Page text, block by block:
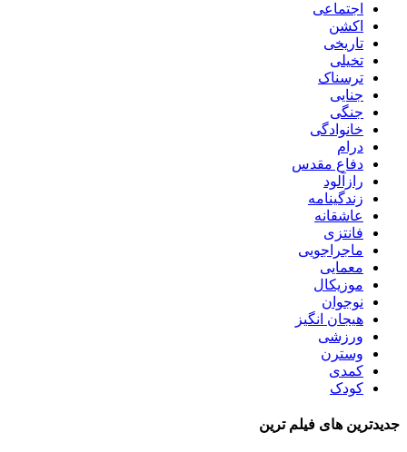
اجتماعی
اکشن
تاریخی
تخیلی
ترسناک
جنایی
جنگی
خانوادگی
درام
دفاع مقدس
رازآلود
زندگینامه
عاشقانه
فانتزی
ماجراجویی
معمایی
موزیکال
نوجوان
هیجان انگیز
ورزشی
وسترن
کمدی
کودک
جدیدترین های فیلم ترین